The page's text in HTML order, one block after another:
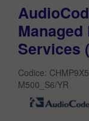
Managed
Services
Codice:
M500_S6/YR